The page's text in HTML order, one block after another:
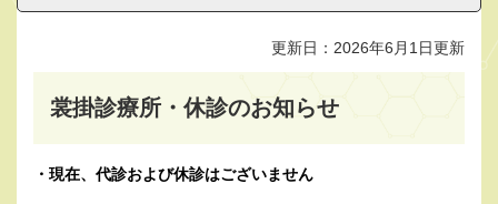
更新日：2026年6月1日更新
裳掛診療所・休診のお知らせ
・現在、代診および休診はございません